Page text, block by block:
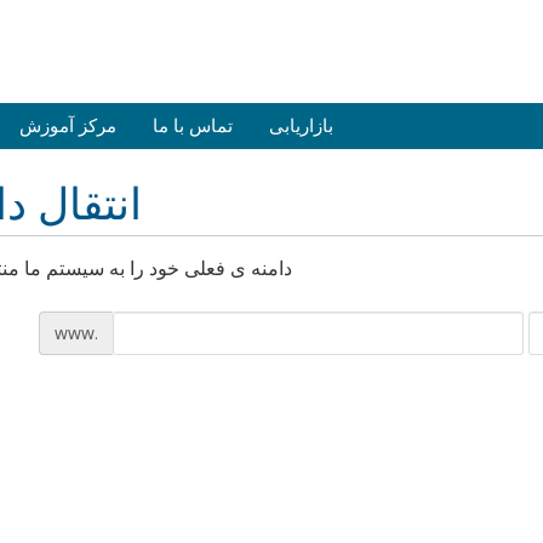
مرکز آموزش تماس با ما بازاریابی
انتقال
دامنه ی فعلی خود را به سیستم ما
www.